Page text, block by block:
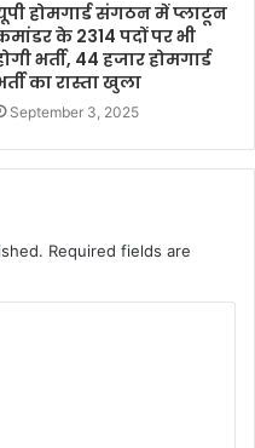
होमगार्ड संगठन में प्लाटून
के 2314 पदों पर भी
भर्ती, 44 हजार होमगार्ड
का रास्ता खुला
September 3, 2025
Required fields are